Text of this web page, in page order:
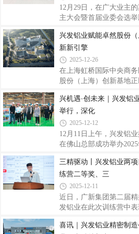
的产业使命。酷狗音乐
文化产业与数字经济深
米，涵盖高端办公、商
验区等多元业态，实现办
12月29日，在广大业主
主大会暨首届业委会选
业裙楼兴发天地的焕新
幕，共同勾勒出一幅“美
成的未来画卷。一、业
式启动在禅城区相关政
数月精心筹备，兴发大
业主通过业委会实现更
而更好地保障全体业主的
兴发铝业赋能卓然股份
新新引擎
2025-12-26
在上海虹桥国际中央商
股份（上海）创新基地
业的高品质产品，助力
部经济首选地、国家产
力共享的国际主城。作
股份（上海）创新基地
米，由5栋建筑单体组成
新研发、项目孵化等核
为炼油化工、新能源等领
兴机遇·创未来｜兴发铝
举行，深化
2025-12-12
12月11日上午，兴发铝
在佛山总部成功举办
代表莅临，通过“实地调
搭建公司与资本市场的
董事王志华、财务总监
及广新集团投资中心副
者围绕公司经营业绩、
链“链主”企业，兴发铝
三精驱动丨兴发铝业两
练营二等奖、三
2025-12-11
近日，广新集团第二届
发铝业在此次训练营中
司“幕墙料理论重提升”
喜讯｜兴发铝业精密制